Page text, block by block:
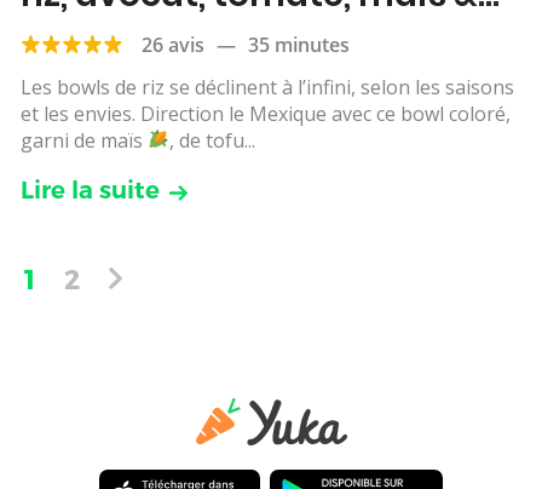
citron vert
26 avis — 35 minutes
Les bowls de riz se déclinent à l’infini, selon les saisons
et les envies. Direction le Mexique avec ce bowl coloré,
garni de maïs
, de tofu...
Lire la suite
1 2